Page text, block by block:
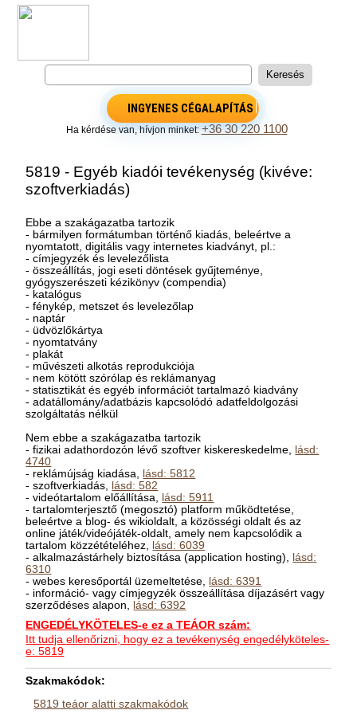
INGYENES CÉGALAPÍTÁS
Ha kérdése van, hívjon minket:+36 30 220 1100
5819 - Egyéb kiadói tevékenység (kivéve:
szoftverkiadás)
Ebbe a szakágazatba tartozik
- bármilyen formátumban történő kiadás, beleértve a
nyomtatott, digitális vagy internetes kiadványt, pl.:
- címjegyzék és levelezőlista
- összeállítás, jogi eseti döntések gyűjteménye,
gyógyszerészeti kézikönyv (compendia)
- katalógus
- fénykép, metszet és levelezőlap
- naptár
- üdvözlőkártya
- nyomtatvány
- plakát
- művészeti alkotás reprodukciója
- nem kötött szórólap és reklámanyag
- statisztikát és egyéb információt tartalmazó kiadvány
- adatállomány/adatbázis kapcsolódó adatfeldolgozási
szolgáltatás nélkül
Nem ebbe a szakágazatba tartozik
- fizikai adathordozón lévő szoftver kiskereskedelme, lásd:
4740
- reklámújság kiadása, lásd: 5812
- szoftverkiadás, lásd: 582
- videótartalom előállítása, lásd: 5911
- tartalomterjesztő (megosztó) platform működtetése,
beleértve a blog- és wikioldalt, a közösségi oldalt és az
online játék/videójáték-oldalt, amely nem kapcsolódik a
tartalom közzétételéhez, lásd: 6039
- alkalmazástárhely biztosítása (application hosting), lásd:
6310
- webes keresőportál üzemeltetése, lásd: 6391
- információ- vagy címjegyzék összeállítása díjazásért vagy
szerződéses alapon, lásd: 6392
ENGEDÉLYKÖTELES-e ez a TEÁOR szám:
Itt tudja ellenőrizni, hogy ez a tevékenység engedélyköteles-
e: 5819
Szakmakódok:
5819 teáor alatti szakmakódok